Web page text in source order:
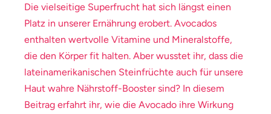
Die vielseitige Superfrucht hat sich längst einen
Platz in unserer Ernährung erobert. Avocados
enthalten wertvolle Vitamine und Mineralstoffe,
die den Körper fit halten. Aber wusstet ihr, dass die
lateinamerikanischen Steinfrüchte auch für unsere
Haut wahre Nährstoff-Booster sind? In diesem
Beitrag erfahrt ihr, wie die Avocado ihre Wirkung